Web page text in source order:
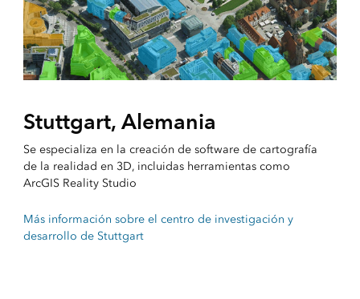
Stuttgart, Alemania
Se especializa en la creación de software de cartografía
de la realidad en 3D, incluidas herramientas como
ArcGIS Reality Studio
Más información sobre el centro de investigación y
desarrollo de Stuttgart